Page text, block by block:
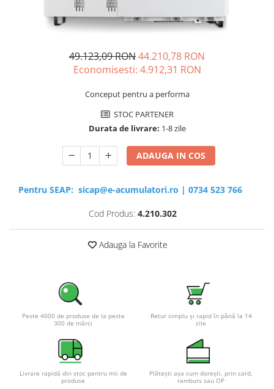
Sisteme de management (BMS)
Redresoare auto, moto, barci si
49.123,09 RON44.210,78 RON
Economisesti: 4.912,31 RON
Conceput pentru a performa
STOC PARTENER
Durata de livrare: 1-8 zile
ADAUGA IN COS
Pentru SEAP: sicap@e-acumulatori.ro | 0734 523 766
Cod Produs: 4.210.302
Adauga la Favorite
Peste 4000 de produse de la peste
300 de mărci
Retur simplu și rapid în până la 14
zile
Livrare rapidă din stoc pentru mii de
produse
Plătești așa cum dorești, prin card,
ramburs sau OP